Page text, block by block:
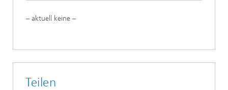
– aktuell keine –
Teilen